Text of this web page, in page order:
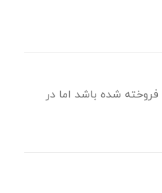
شده باشد اما در